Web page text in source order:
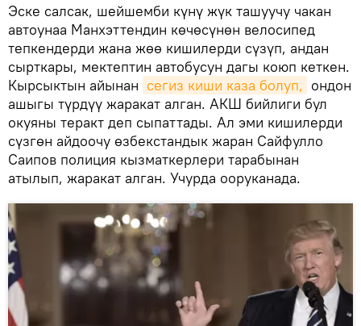
Эске салсак, шейшемби күнү жүк ташуучу чакан
автоунаа Манхэттендин көчөсүнөн велосипед
тепкендерди жана жөө кишилерди сүзүп, андан
сырткары, мектептин автобусун дагы коюп кеткен.
Кырсыктын айынан сегиз киши каза болуп, ондон
ашыгы түрдүү жаракат алган. АКШ бийлиги бул
окуяны теракт деп сыпаттады. Ал эми кишилерди
сүзгөн айдоочу өзбекстандык жаран Сайфулло
Саипов полиция кызматкерлери тарабынан
атылып, жаракат алган. Учурда ооруканада.